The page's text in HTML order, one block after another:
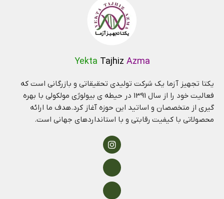
Yekta Tajhiz Azma
یکتا تجهیز آزما یک شرکت تولیدی تحقیقاتی و بازرگانی است که
فعالیت خود را از سال 1391 در حیطه ی بیولوژی مولکولی با بهره
گیری از متخصصان و اساتید این حوزه آغاز کرد.هدف ما ارائه
محصولاتی با کیفیت رقابتی و با استانداردهای جهانی است.